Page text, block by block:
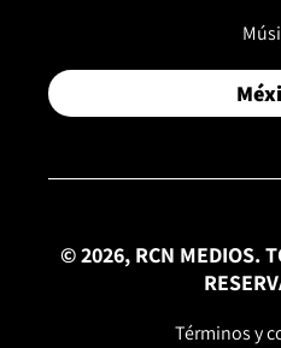
© 2026, RCN MEDIOS.
Términos y